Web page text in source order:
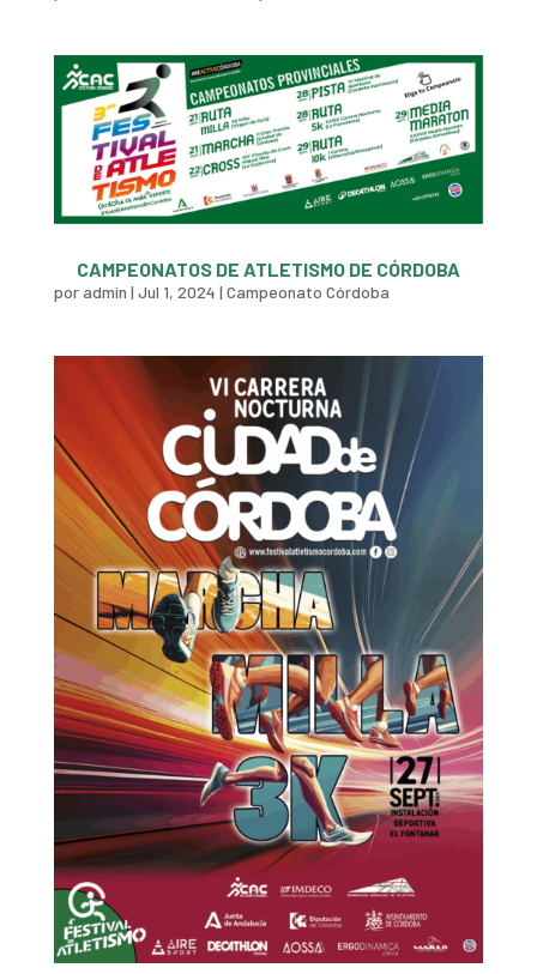
CAMPEONATOS DE ATLETISMO DE CÓRDOBA
poradmin | Jul 1, 2024 | Campeonato Córdoba